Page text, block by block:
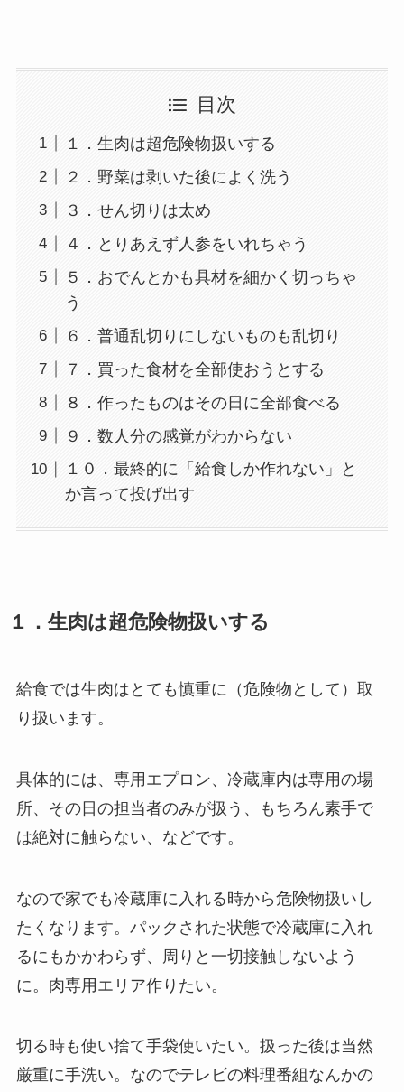
目次
１．生肉は超危険物扱いする
２．野菜は剥いた後によく洗う
３．せん切りは太め
４．とりあえず人参をいれちゃう
５．おでんとかも具材を細かく切っちゃ
う
６．普通乱切りにしないものも乱切り
７．買った食材を全部使おうとする
８．作ったものはその日に全部食べる
９．数人分の感覚がわからない
１０．最終的に「給食しか作れない」と
か言って投げ出す
１．生肉は超危険物扱いする
給食では生肉はとても慎重に（危険物として）取
り扱います。
具体的には、専用エプロン、冷蔵庫内は専用の場
所、その日の担当者のみが扱う、もちろん素手で
は絶対に触らない、などです。
なので家でも冷蔵庫に入れる時から危険物扱いし
たくなります。パックされた状態で冷蔵庫に入れ
るにもかかわらず、周りと一切接触しないよう
に。肉専用エリア作りたい。
切る時も使い捨て手袋使いたい。扱った後は当然
厳重に手洗い。なのでテレビの料理番組なんかの